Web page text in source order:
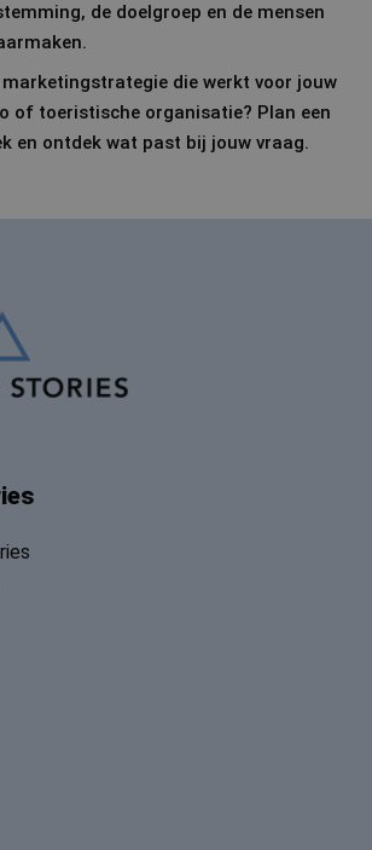
de doelgroep en de mensen
marketingstrategie die werkt voor jouw
of toeristische organisatie? Plan een
en ontdek wat past bij jouw vraag.